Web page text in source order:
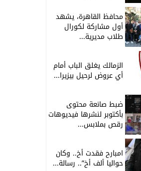
محافظ القاهرة، يشهد
أول مشاركة لكورال
طلاب مديرية...
الزمالك يغلق الباب أمام
أي عروض لرحيل بيزيرا...
ضبط صانعة محتوى
بأكتوبر لنشرها فيديوهات
رقص بملابس...
امبارح فقدت أخ.. وكان
حواليا ألف أخ”.. رسالة...